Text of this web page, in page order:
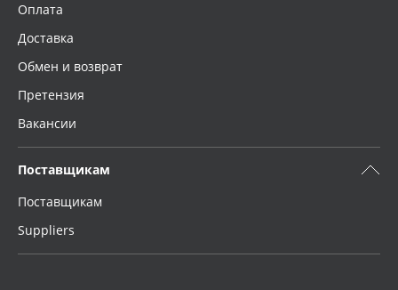
Оплата
Доставка
Обмен и возврат
Претензия
Вакансии
Поставщикам
Поставщикам
Suppliers